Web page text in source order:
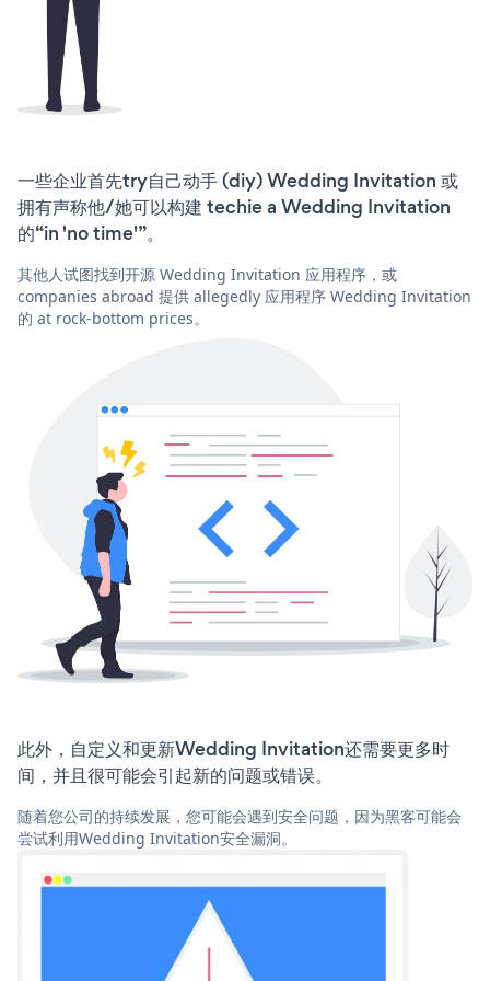
一些企业首先try自己动手 (diy) Wedding Invitation 或
拥有声称他/她可以构建 techie a Wedding Invitation
的“in 'no time'”。
其他人试图找到开源 Wedding Invitation 应用程序，或
companies abroad 提供 allegedly 应用程序 Wedding Invitation
的 at rock-bottom prices。
此外，自定义和更新Wedding Invitation还需要更多时
间，并且很可能会引起新的问题或错误。
随着您公司的持续发展，您可能会遇到安全问题，因为黑客可能会
尝试利用Wedding Invitation安全漏洞。